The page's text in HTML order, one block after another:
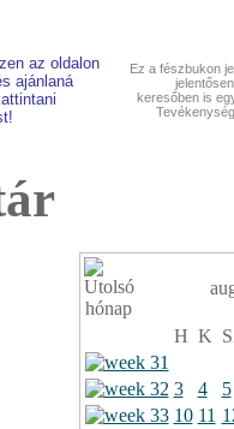
az oldalon
ajánlaná
Ez a fészbukon
keresőben is
H K
3 4
5
10 11